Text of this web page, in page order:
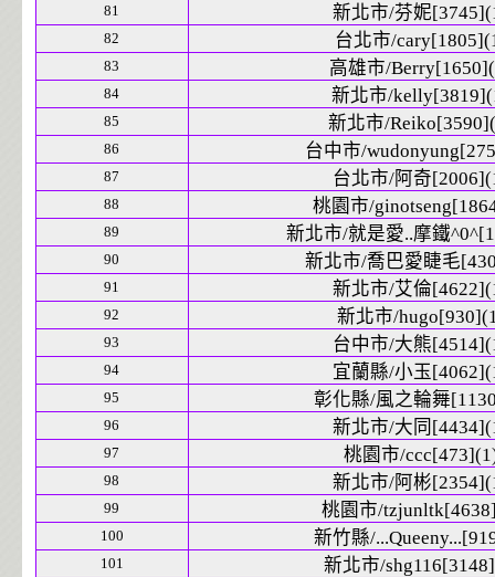
81 新北市/芬妮
82 台北市/
83 高雄市/
84 新北市/
85 新北市/
86 台中市/
87 台北市/阿奇
88 桃園市/
89 新北市/就是愛..摩鐵
90 新北市/喬巴愛睫毛
91 新北市/艾倫
92 新北市/
93 台中市/大熊
94 宜蘭縣/小玉
95 彰化縣/風之輪舞
96 新北市/大同
97 桃園市/
98 新北市/阿彬
99 桃園市/
100 新竹縣/
101 新北市/